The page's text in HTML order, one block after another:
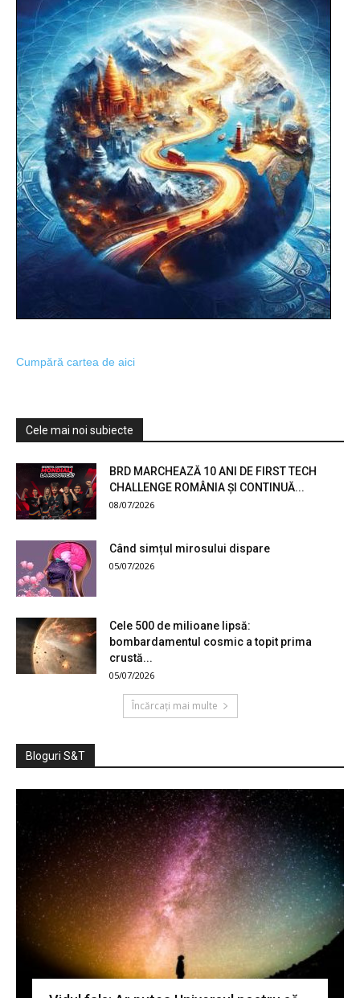
Cumpără cartea de aici
Cele mai noi subiecte
BRD MARCHEAZĂ 10 ANI DE FIRST TECH
CHALLENGE ROMÂNIA ȘI CONTINUĂ...
08/07/2026
Când simțul mirosului dispare
05/07/2026
Cele 500 de milioane lipsă:
bombardamentul cosmic a topit prima
crustă...
05/07/2026
Încărcați mai multe
Bloguri S&T